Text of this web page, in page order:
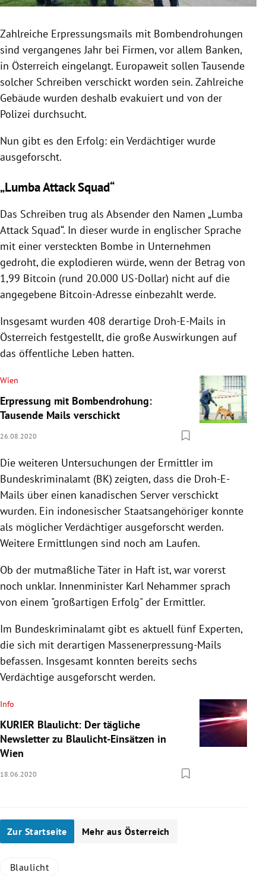
Untermenü
Zahlreiche Erpressungsmails mit Bombendrohungen
sind vergangenes Jahr bei Firmen, vor allem Banken,
in Österreich eingelangt. Europaweit sollen Tausende
solcher Schreiben verschickt worden sein. Zahlreiche
Gebäude wurden deshalb evakuiert und von der
Polizei durchsucht.
Nun gibt es den Erfolg: ein Verdächtiger wurde
ausgeforscht.
„Lumba Attack Squad“
Das Schreiben trug als Absender den Namen „Lumba
Attack Squad“. In dieser wurde in englischer Sprache
mit einer versteckten Bombe in Unternehmen
gedroht, die explodieren würde, wenn der Betrag von
1,99 Bitcoin (rund 20.000 US-Dollar) nicht auf die
angegebene Bitcoin-Adresse einbezahlt werde.
Insgesamt wurden 408 derartige Droh-E-Mails in
Österreich festgestellt, die große Auswirkungen auf
das öffentliche Leben hatten.
Wien
Erpressung mit Bombendrohung:
Tausende Mails verschickt
26.08.2020
Die weiteren Untersuchungen der Ermittler im
Bundeskriminalamt (BK) zeigten, dass die Droh-E-
Mails über einen kanadischen Server verschickt
wurden. Ein indonesischer Staatsangehöriger konnte
als möglicher Verdächtiger ausgeforscht werden.
Weitere Ermittlungen sind noch am Laufen.
Ob der mutmaßliche Täter in Haft ist, war vorerst
noch unklar. Innenminister Karl Nehammer sprach
von einem "großartigen Erfolg" der Ermittler.
Im Bundeskriminalamt gibt es aktuell fünf Experten,
die sich mit derartigen Massenerpressung-Mails
befassen. Insgesamt konnten bereits sechs
Verdächtige ausgeforscht werden.
Info
KURIER Blaulicht: Der tägliche
Newsletter zu Blaulicht-Einsätzen in
Wien
18.06.2020
Zur Startseite Mehr aus Österreich
Blaulicht